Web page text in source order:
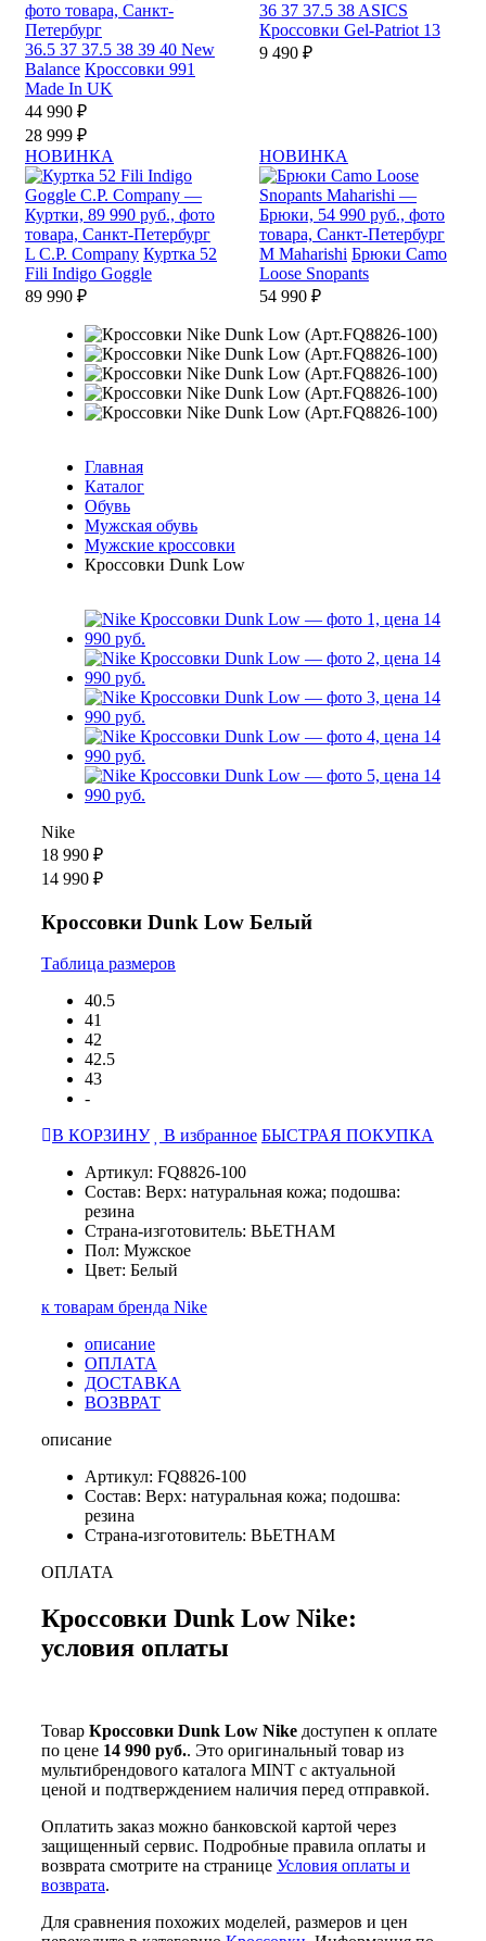
36.5 37 37.5 38 39 40 New
Balance Кроссовки 991
Made In UK
44 990 ₽
28 999 ₽
36 37 37.5 38 ASICS
Кроссовки Gel-Patriot 13
9 490 ₽
НОВИНКА
L C.P. Company Куртка 52
Fili Indigo Goggle
89 990 ₽
НОВИНКА
M Maharishi Брюки Camo
Loose Snopants
54 990 ₽
Главная
Каталог
Обувь
Мужская обувь
Мужские кроссовки
Кроссовки Dunk Low
Nike
18 990 ₽
14 990 ₽
Кроссовки Dunk Low Белый
Таблица размеров
40.5
41
42
42.5
43
-
В КОРЗИНУ
В избранное БЫСТРАЯ ПОКУПКА
Артикул: FQ8826-100
Состав: Верх: натуральная кожа; подошва:
резина
Страна-изготовитель: ВЬЕТНАМ
Пол: Мужское
Цвет: Белый
к товарам бренда Nike
описание
ОПЛАТА
ДОСТАВКА
ВОЗВРАТ
описание
Артикул: FQ8826-100
Состав: Верх: натуральная кожа; подошва:
резина
Страна-изготовитель: ВЬЕТНАМ
ОПЛАТА
Кроссовки Dunk Low Nike:
условия оплаты
Товар Кроссовки Dunk Low Nike доступен к оплате
по цене 14 990 руб.. Это оригинальный товар из
мультибрендового каталога MINT с актуальной
ценой и подтверждением наличия перед отправкой.
Оплатить заказ можно банковской картой через
защищенный сервис. Подробные правила оплаты и
возврата смотрите на странице Условия оплаты и
возврата.
Для сравнения похожих моделей, размеров и цен